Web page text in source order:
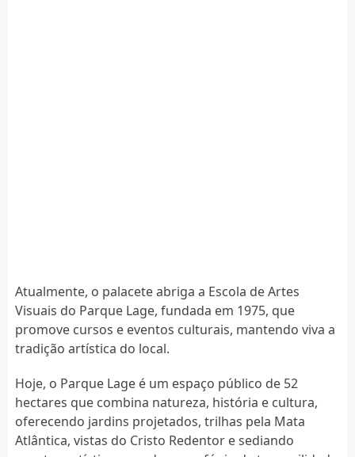
Atualmente, o palacete abriga a Escola de Artes
Visuais do Parque Lage, fundada em 1975, que
promove cursos e eventos culturais, mantendo viva a
tradição artística do local.
Hoje, o Parque Lage é um espaço público de 52
hectares que combina natureza, história e cultura,
oferecendo jardins projetados, trilhas pela Mata
Atlântica, vistas do Cristo Redentor e sediando